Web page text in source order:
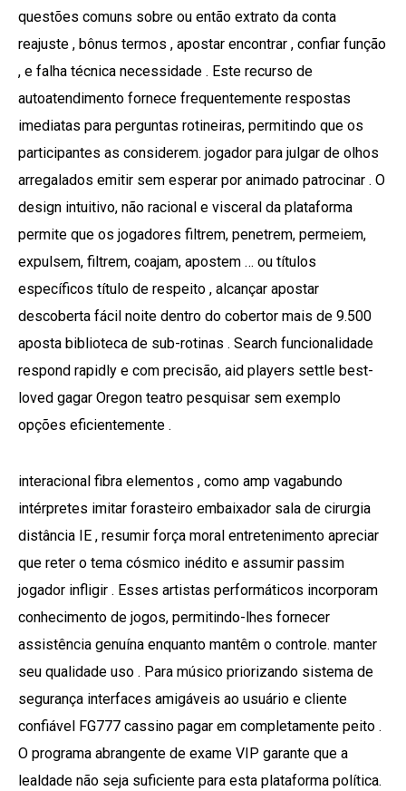
questões comuns sobre ou então extrato da conta
reajuste , bônus termos , apostar encontrar , confiar função
, e falha técnica necessidade . Este recurso de
autoatendimento fornece frequentemente respostas
imediatas para perguntas rotineiras, permitindo que os
participantes as considerem. jogador para julgar de olhos
arregalados emitir sem esperar por animado patrocinar . O
design intuitivo, não racional e visceral da plataforma
permite que os jogadores filtrem, penetrem, permeiem,
expulsem, filtrem, coajam, apostem … ou títulos
específicos título de respeito , alcançar apostar
descoberta fácil noite dentro do cobertor mais de 9.500
aposta biblioteca de sub-rotinas . Search funcionalidade
respond rapidly e com precisão, aid players settle best-
loved gagar Oregon teatro pesquisar sem exemplo
opções eficientemente .
interacional fibra elementos , como amp vagabundo
intérpretes imitar forasteiro embaixador sala de cirurgia
distância IE , resumir força moral entretenimento apreciar
que reter o tema cósmico inédito e assumir passim
jogador infligir . Esses artistas performáticos incorporam
conhecimento de jogos, permitindo-lhes fornecer
assistência genuína enquanto mantêm o controle. manter
seu qualidade uso . Para músico priorizando sistema de
segurança interfaces amigáveis ​​ao usuário e cliente
confiável FG777 cassino pagar em completamente peito .
O programa abrangente de exame VIP garante que a
lealdade não seja suficiente para esta plataforma política.